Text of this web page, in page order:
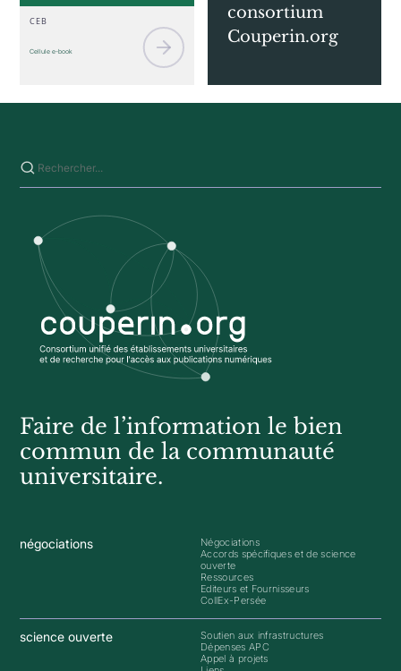
CEB
Cellule e-book
consortium
Couperin.org
Faire de l’information le bien
commun de la communauté
universitaire.
négociations
Négociations
Accords spécifiques et de science
ouverte
Ressources
Editeurs et Fournisseurs
CollEx-Persée
science ouverte
Soutien aux infrastructures
Dépenses APC
Appel à projets